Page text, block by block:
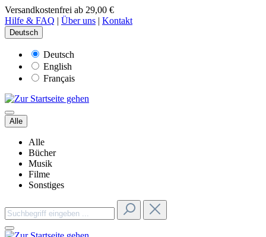
Versandkostenfrei ab 29,00 €
Hilfe & FAQ | Über uns | Kontakt
Deutsch
Deutsch
English
Français
Alle
Alle
Bücher
Musik
Filme
Sonstiges